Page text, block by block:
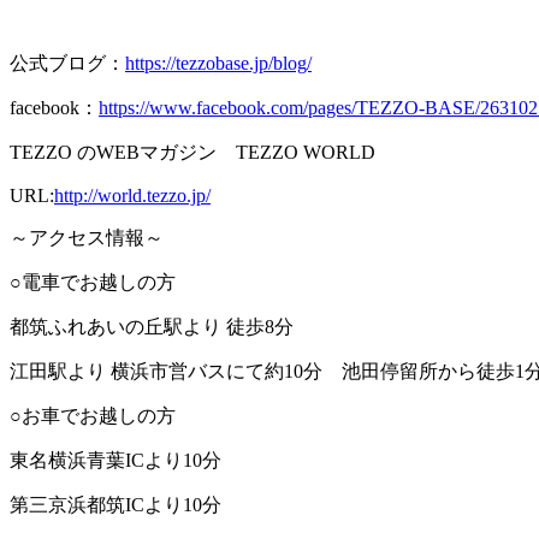
公式ブログ： https://tezzobase.jp/blog/
facebook： https://www.facebook.com/pages/TEZZO-BASE/
TEZZO のWEBマガジン TEZZO WORLD
URL:http://world.tezzo.jp/
～アクセス情報～
○電車でお越しの方
都筑ふれあいの丘駅より 徒歩8分
江田駅より 横浜市営バスにて約10分 池田停留所から徒歩1
○お車でお越しの方
東名横浜青葉ICより 10分
第三京浜都筑ICより 10分